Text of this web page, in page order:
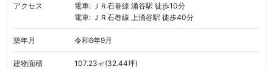
アクセス
電車: ＪＲ石巻線 涌谷駅 徒歩10分
電車: ＪＲ石巻線 上涌谷駅 徒歩40分
築年月 令和6年9月
建物面積 107.23㎡(32.44坪)